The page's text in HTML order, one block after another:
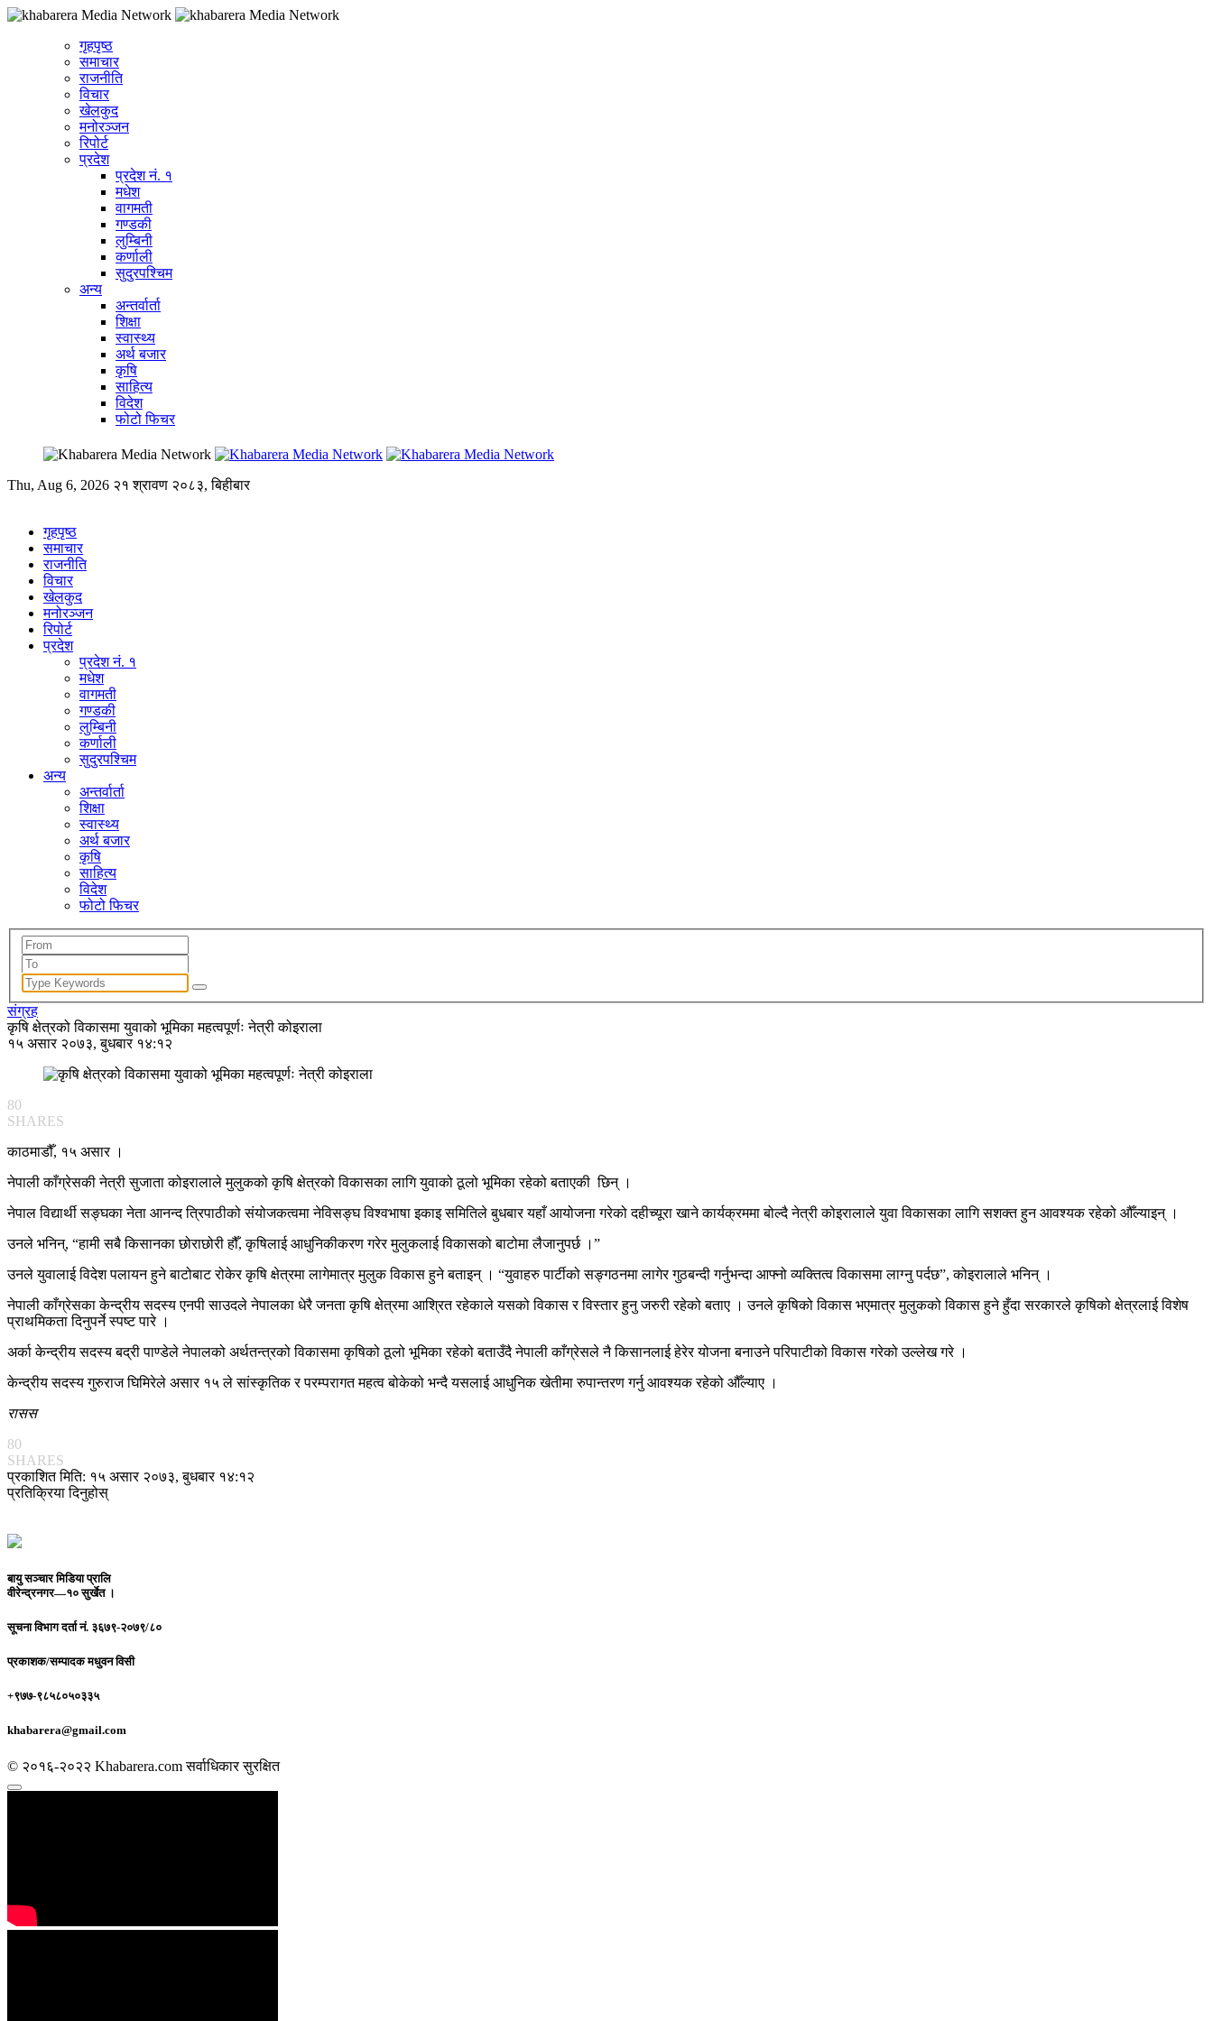
गृहपृष्ठ
समाचार
राजनीति
विचार
खेलकुद
मनोरञ्जन
रिपोर्ट
प्रदेश
प्रदेश नं. १
मधेश
वागमती
गण्डकी
लुम्बिनी
कर्णाली
सुदुरपश्चिम
अन्य
अन्तर्वार्ता
शिक्षा
स्वास्थ्य
अर्थ बजार
कृषि
साहित्य
विदेश
फोटो फिचर
Thu, Aug 6, 2026 २१ श्रावण २०८३, बिहीबार
गृहपृष्ठ
समाचार
राजनीति
विचार
खेलकुद
मनोरञ्जन
रिपोर्ट
प्रदेश
प्रदेश नं. १
मधेश
वागमती
गण्डकी
लुम्बिनी
कर्णाली
सुदुरपश्चिम
अन्य
अन्तर्वार्ता
शिक्षा
स्वास्थ्य
अर्थ बजार
कृषि
साहित्य
विदेश
फोटो फिचर
संग्रह
कृषि क्षेत्रको विकासमा युवाको भूमिका महत्वपूर्णः नेत्री कोइराला
१५ असार २०७३, बुधबार १४:१२
80
SHARES
काठमाडौँ, १५ असार ।
नेपाली काँग्रेसकी नेत्री सुजाता कोइरालाले मुलुकको कृषि क्षेत्रको विकासका लागि युवाको ठूलो भूमिका रहेको बताएकी छिन् ।
नेपाल विद्यार्थी सङ्घका नेता आनन्द त्रिपाठीको संयोजकत्वमा नेविसङ्घ विश्वभाषा इकाइ समितिले बुधबार यहाँ आयोजना गरेको दहीच्यूरा खाने कार्यक्रममा बोल्दै नेत्री कोइरालाले युवा विकासका लागि सशक्त हुन आवश्यक रहेको औँल्याइन् ।
उनले भनिन्, “हामी सबै किसानका छोराछोरी हौँ, कृषिलाई आधुनिकीकरण गरेर मुलुकलाई विकासको बाटोमा लैजानुपर्छ ।”
उनले युवालाई विदेश पलायन हुने बाटोबाट रोकेर कृषि क्षेत्रमा लागेमात्र मुलुक विकास हुने बताइन् । “युवाहरु पार्टीको सङ्गठनमा लागेर गुठबन्दी गर्नुभन्दा आफ्नो व्यक्तित्व विकासमा लाग्नु पर्दछ”, कोइरालाले भनिन् ।
नेपाली काँग्रेसका केन्द्रीय सदस्य एनपी साउदले नेपालका धेरै जनता कृषि क्षेत्रमा आश्रित रहेकाले यसको विकास र विस्तार हुनु जरुरी रहेको बताए । उनले कृषिको विकास भएमात्र मुलुकको विकास हुने हुँदा सरकारले कृषिको क्षेत्रलाई विशेष
प्राथमिकता दिनुपर्ने स्पष्ट पारे ।
अर्का केन्द्रीय सदस्य बद्री पाण्डेले नेपालको अर्थतन्त्रको विकासमा कृषिको ठूलो भूमिका रहेको बताउँदै नेपाली काँग्रेसले नै किसानलाई हेरेर योजना बनाउने परिपाटीको विकास गरेको उल्लेख गरे ।
केन्द्रीय सदस्य गुरुराज घिमिरेले असार १५ ले सांस्कृतिक र परम्परागत महत्व बोकेको भन्दै यसलाई आधुनिक खेतीमा रुपान्तरण गर्नु आवश्यक रहेको औँल्याए ।
रासस
80
SHARES
प्रकाशित मिति: १५ असार २०७३, बुधबार १४:१२
प्रतिक्रिया दिनुहोस्
बायु सञ्चार मिडिया प्रालि
वीरेन्द्रनगर—१० सुर्खेत ।
सूचना विभाग दर्ता नं. ३६७९-२०७९/८०
प्रकाशक/सम्पादकमधुवन विसी
+९७७-९८५८०५०३३५
khabarera@gmail.com
© २०१६-२०२२ Khabarera.com सर्वाधिकार सुरक्षित